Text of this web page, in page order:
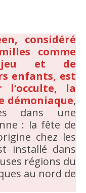
considéré
comme
jeu et de
enfants, est
la
démoniaque,
dans une
: la fête de
chez les
installé dans
régions du
au nord de